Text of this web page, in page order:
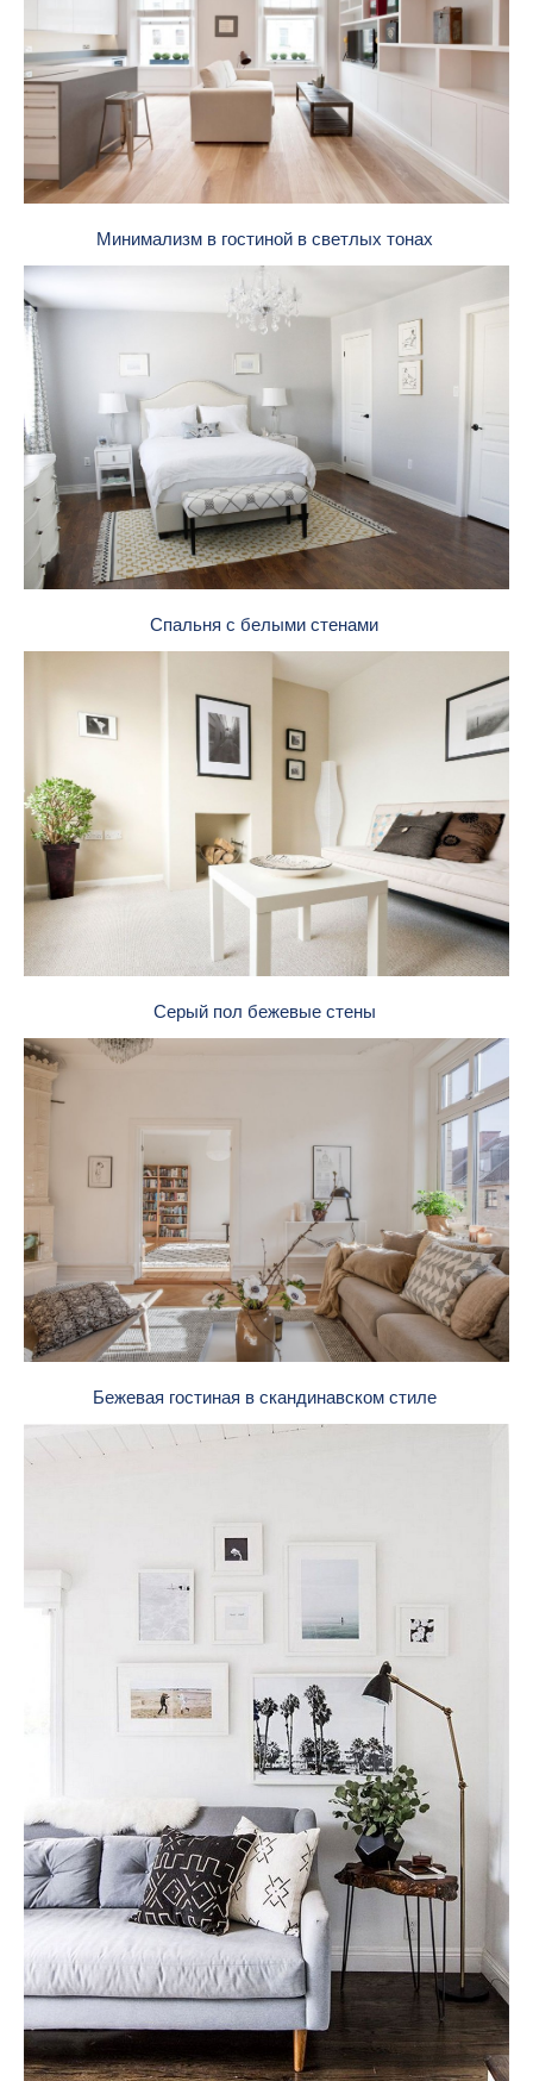
Минимализм в гостиной в светлых тонах
Спальня с белыми стенами
Серый пол бежевые стены
Бежевая гостиная в скандинавском стиле